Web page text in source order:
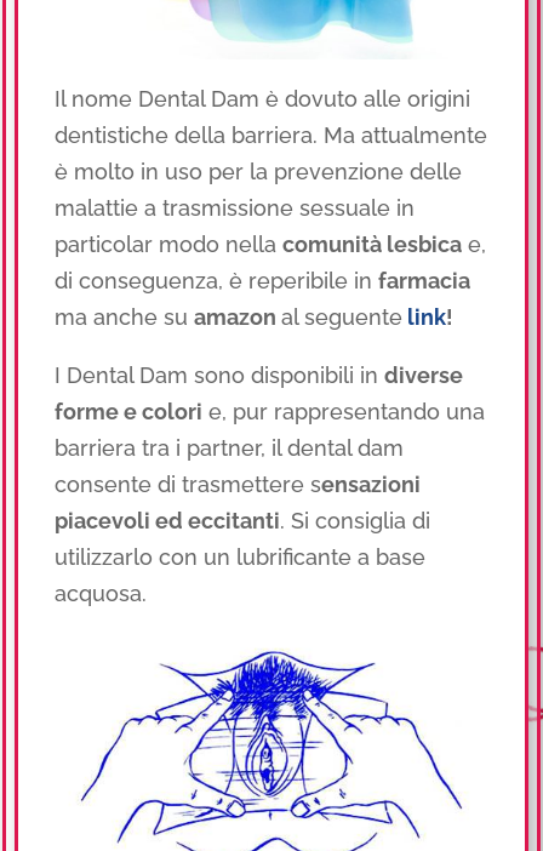
Il nome Dental Dam è dovuto alle origini
dentistiche della barriera. Ma attualmente
è molto in uso per la prevenzione delle
malattie a trasmissione sessuale in
particolar modo nella comunità lesbicae,
di conseguenza, è reperibile in farmacia
ma anche su amazon al seguente link!
I Dental Dam sono disponibili in diverse
forme e colori e, pur rappresentando una
barriera tra i partner, il dental dam
consente di trasmettere sensazioni
piacevoli ed eccitanti. Si consiglia di
utilizzarlo con un lubrificante a base
acquosa.